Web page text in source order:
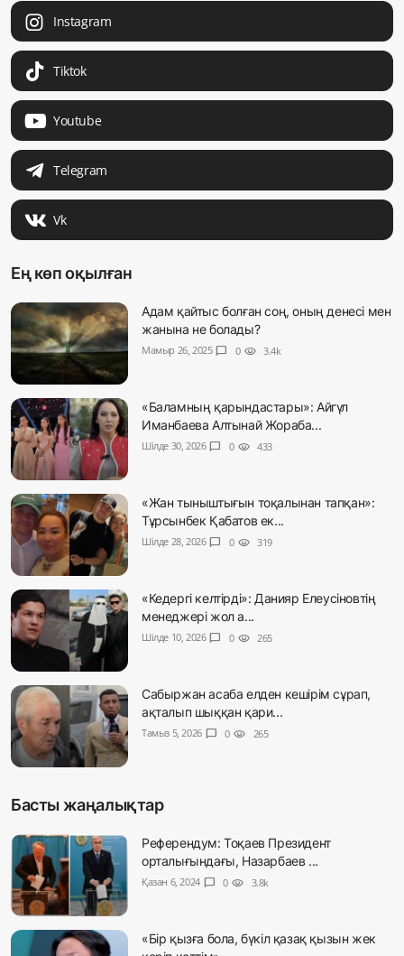
Instagram
Tiktok
Youtube
Telegram
Vk
Ең көп оқылған
Адам қайтыс болған соң, оның денесі мен
жанына не болады?
Мамыр 26, 2025 chat_bubble 0 visibility 3.4k
«Баламның қарындастары»: Айгүл
Иманбаева Алтынай Жораба...
Шілде 30, 2026 chat_bubble 0 visibility 433
«Жан тыныштығын тоқалынан тапқан»:
Тұрсынбек Қабатов ек...
Шілде 28, 2026 chat_bubble 0 visibility 319
«Кедергі келтірді»: Данияр Елеусіновтің
менеджері жол а...
Шілде 10, 2026 chat_bubble 0 visibility 265
Сабыржан асаба елден кешірім сұрап,
ақталып шыққан қари...
Тамыз 5, 2026 chat_bubble 0 visibility 265
Басты жаңалықтар
Референдум: Тоқаев Президент
орталығындағы, Назарбаев ...
Қазан 6, 2024 chat_bubble 0 visibility 3.8k
«Бір қызға бола, бүкіл қазақ қызын жек